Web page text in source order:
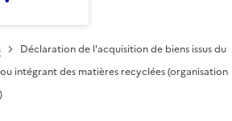
Déclaration de l'acquisition de biens issus du
intégrant des matières recyclées (organisation